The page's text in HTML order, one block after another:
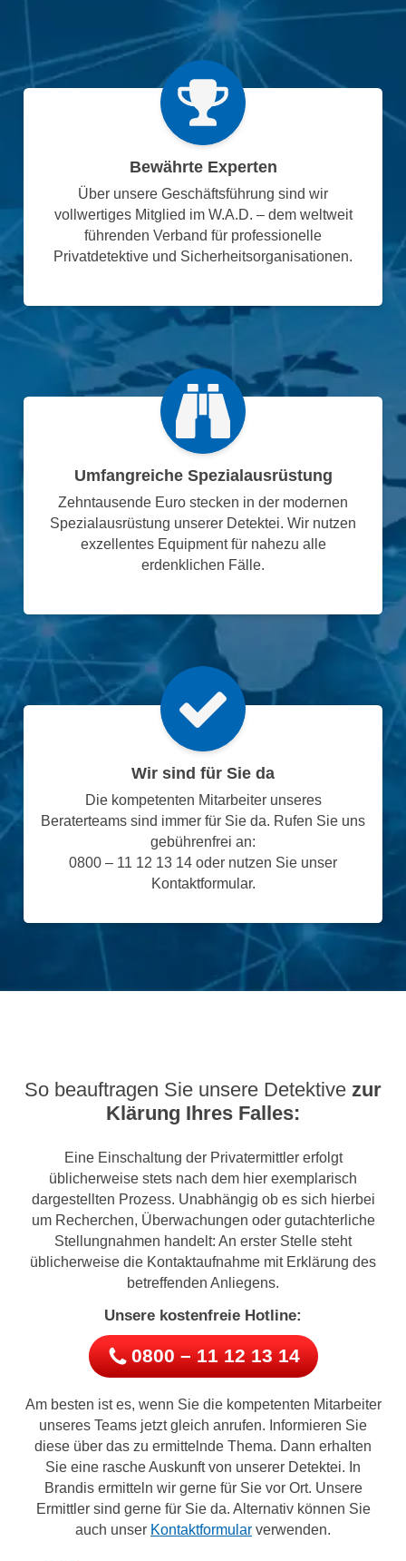
Bewährte Experten
Über unsere Geschäftsführung sind wir
vollwertiges Mitglied im W.A.D. – dem weltweit
führenden Verband für professionelle
Privatdetektive und Sicherheitsorganisationen.
Umfangreiche Spezialausrüstung
Zehntausende Euro stecken in der modernen
Spezialausrüstung unserer Detektei. Wir nutzen
exzellentes Equipment für nahezu alle
erdenklichen Fälle.
Wir sind für Sie da
Die kompetenten Mitarbeiter unseres
Beraterteams sind immer für Sie da. Rufen Sie uns
gebührenfrei an:
0800 – 11 12 13 14 oder nutzen Sie unser
Kontaktformular.
So beauftragen Sie unsere Detektive zur
Klärung Ihres Falles:
Eine Einschaltung der Privatermittler erfolgt
üblicherweise stets nach dem hier exemplarisch
dargestellten Prozess. Unabhängig ob es sich hierbei
um Recherchen, Überwachungen oder gutachterliche
Stellungnahmen handelt: An erster Stelle steht
üblicherweise die Kontaktaufnahme mit Erklärung des
betreffenden Anliegens.
Unsere kostenfreie Hotline:
0800 – 11 12 13 14
Am besten ist es, wenn Sie die kompetenten Mitarbeiter
unseres Teams jetzt gleich anrufen. Informieren Sie
diese über das zu ermittelnde Thema. Dann erhalten
Sie eine rasche Auskunft von unserer Detektei. In
Brandis ermitteln wir gerne für Sie vor Ort. Unsere
Ermittler sind gerne für Sie da. Alternativ können Sie
auch unser Kontaktformular verwenden.